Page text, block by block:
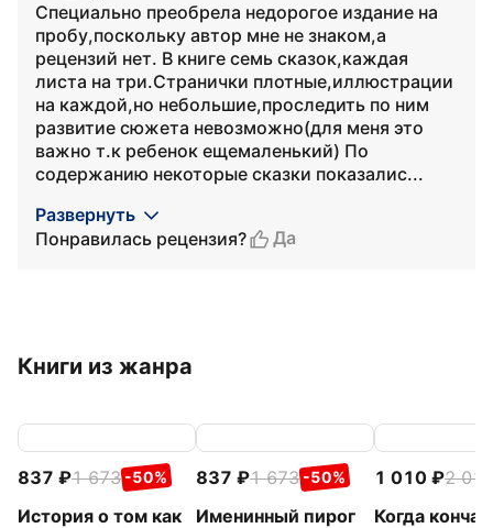
Специально преобрела недорогое издание на
пробу,поскольку автор мне не знаком,а
рецензий нет. В книге семь сказок,каждая
листа на три.Странички плотные,иллюстрации
на каждой,но небольшие,проследить по ним
развитие сюжета невозможно(для меня это
важно т.к ребенок ещемаленький) По
содержанию некоторые сказки показалис...
Развернуть
Понравилась рецензия?
Да
Книги из жанра
837 1 673 -50%
История о том как
837 1 673 -50%
Именинный пирог
1 010
2 019
Когда